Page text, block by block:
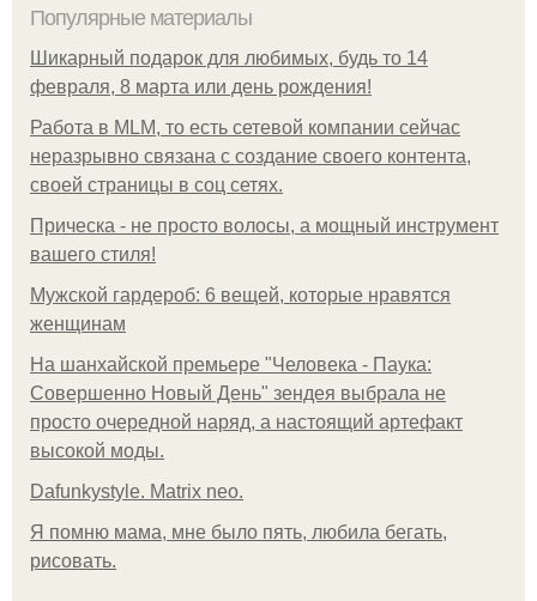
Популярные материалы
Шикарный подарок для любимых, будь то 14
февраля, 8 марта или день рождения!
Работа в MLM, то есть сетевой компании сейчас
неразрывно связана с создание своего контента,
своей страницы в соц сетях.
Прическа - не просто волосы, а мощный инструмент
вашего стиля!
Мужской гардероб: 6 вещей, которые нравятся
женщинам
На шанхайской премьере "Человека - Паука:
Совершенно Новый День" зендея выбрала не
просто очередной наряд, а настоящий артефакт
высокой моды.
Dafunkystyle. Matrix neo.
Я помню мама, мне было пять, любила бегать,
рисовать.